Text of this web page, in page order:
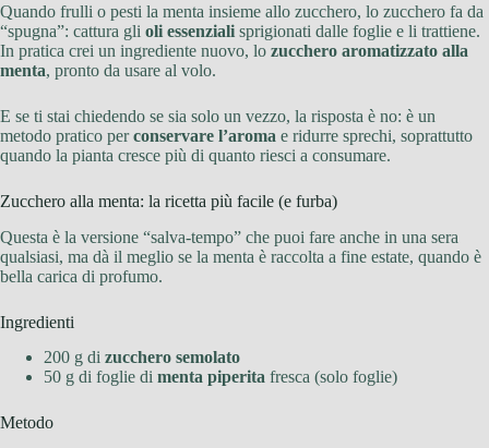
Quando frulli o pesti la menta insieme allo zucchero, lo zucchero fa da
“spugna”: cattura gli oli essenziali sprigionati dalle foglie e li trattiene.
In pratica crei un ingrediente nuovo, lo zucchero aromatizzato alla
menta, pronto da usare al volo.
E se ti stai chiedendo se sia solo un vezzo, la risposta è no: è un
metodo pratico perconservare l’aroma e ridurre sprechi, soprattutto
quando la pianta cresce più di quanto riesci a consumare.
Zucchero alla menta: la ricetta più facile (e furba)
Questa è la versione “salva-tempo” che puoi fare anche in una sera
qualsiasi, ma dà il meglio se la menta è raccolta a fine estate, quando è
bella carica di profumo.
Ingredienti
200 g di zucchero semolato
50 g di foglie di menta piperita fresca (solo foglie)
Metodo